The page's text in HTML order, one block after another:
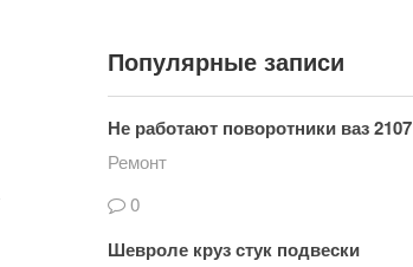
Популярные записи
Не работают поворотники ваз 2107
Ремонт
0
Шевроле круз стук подвески